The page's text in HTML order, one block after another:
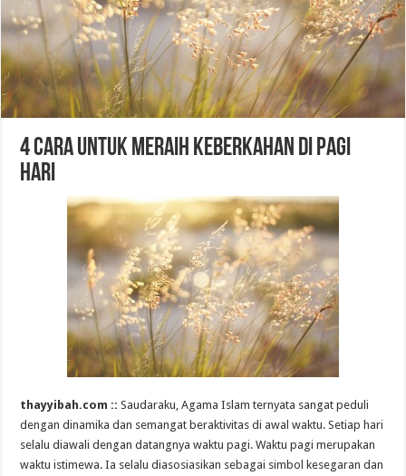
4 Cara Untuk Meraih Keberkahan di Pagi
Hari
thayyibah.com ::Saudaraku, Agama Islam ternyata sangat peduli
dengan dinamika dan semangat beraktivitas di awal waktu. Setiap hari
selalu diawali dengan datangnya waktu pagi. Waktu pagi merupakan
waktu istimewa. Ia selalu diasosiasikan sebagai simbol kesegaran dan